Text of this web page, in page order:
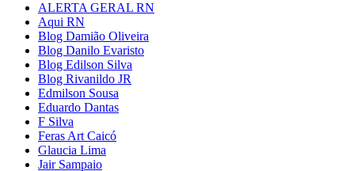
ALERTA GERAL RN
Aqui RN
Blog Damião Oliveira
Blog Danilo Evaristo
Blog Edilson Silva
Blog Rivanildo JR
Edmilson Sousa
Eduardo Dantas
F Silva
Feras Art Caicó
Glaucia Lima
Jair Sampaio